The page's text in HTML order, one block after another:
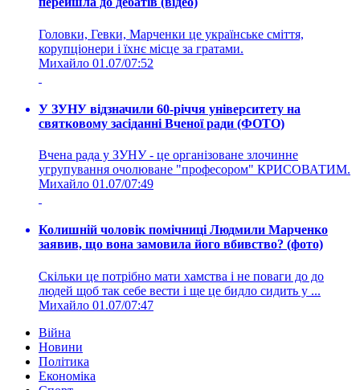
Головки, Гевки, Марченки це українське сміття,
корупціонери і їхнє місце за гратами.
Михайло 01.07/07:52
У ЗУНУ відзначили 60-річчя університету на
святковому засіданні Вченої ради (ФОТО)
Вчена рада у ЗУНУ - це організоване злочинне
угрупування очолюване "професором" КРИСОВАТИМ.
Михайло 01.07/07:49
Колишній чоловік помічниці Людмили Марченко
заявив, що вона замовила його вбивство? (фото)
Скільки це потрібно мати хамства і не поваги до до
людей щоб так себе вести і ще це бидло сидить у ...
Михайло 01.07/07:47
Війна
Новини
Політика
Економіка